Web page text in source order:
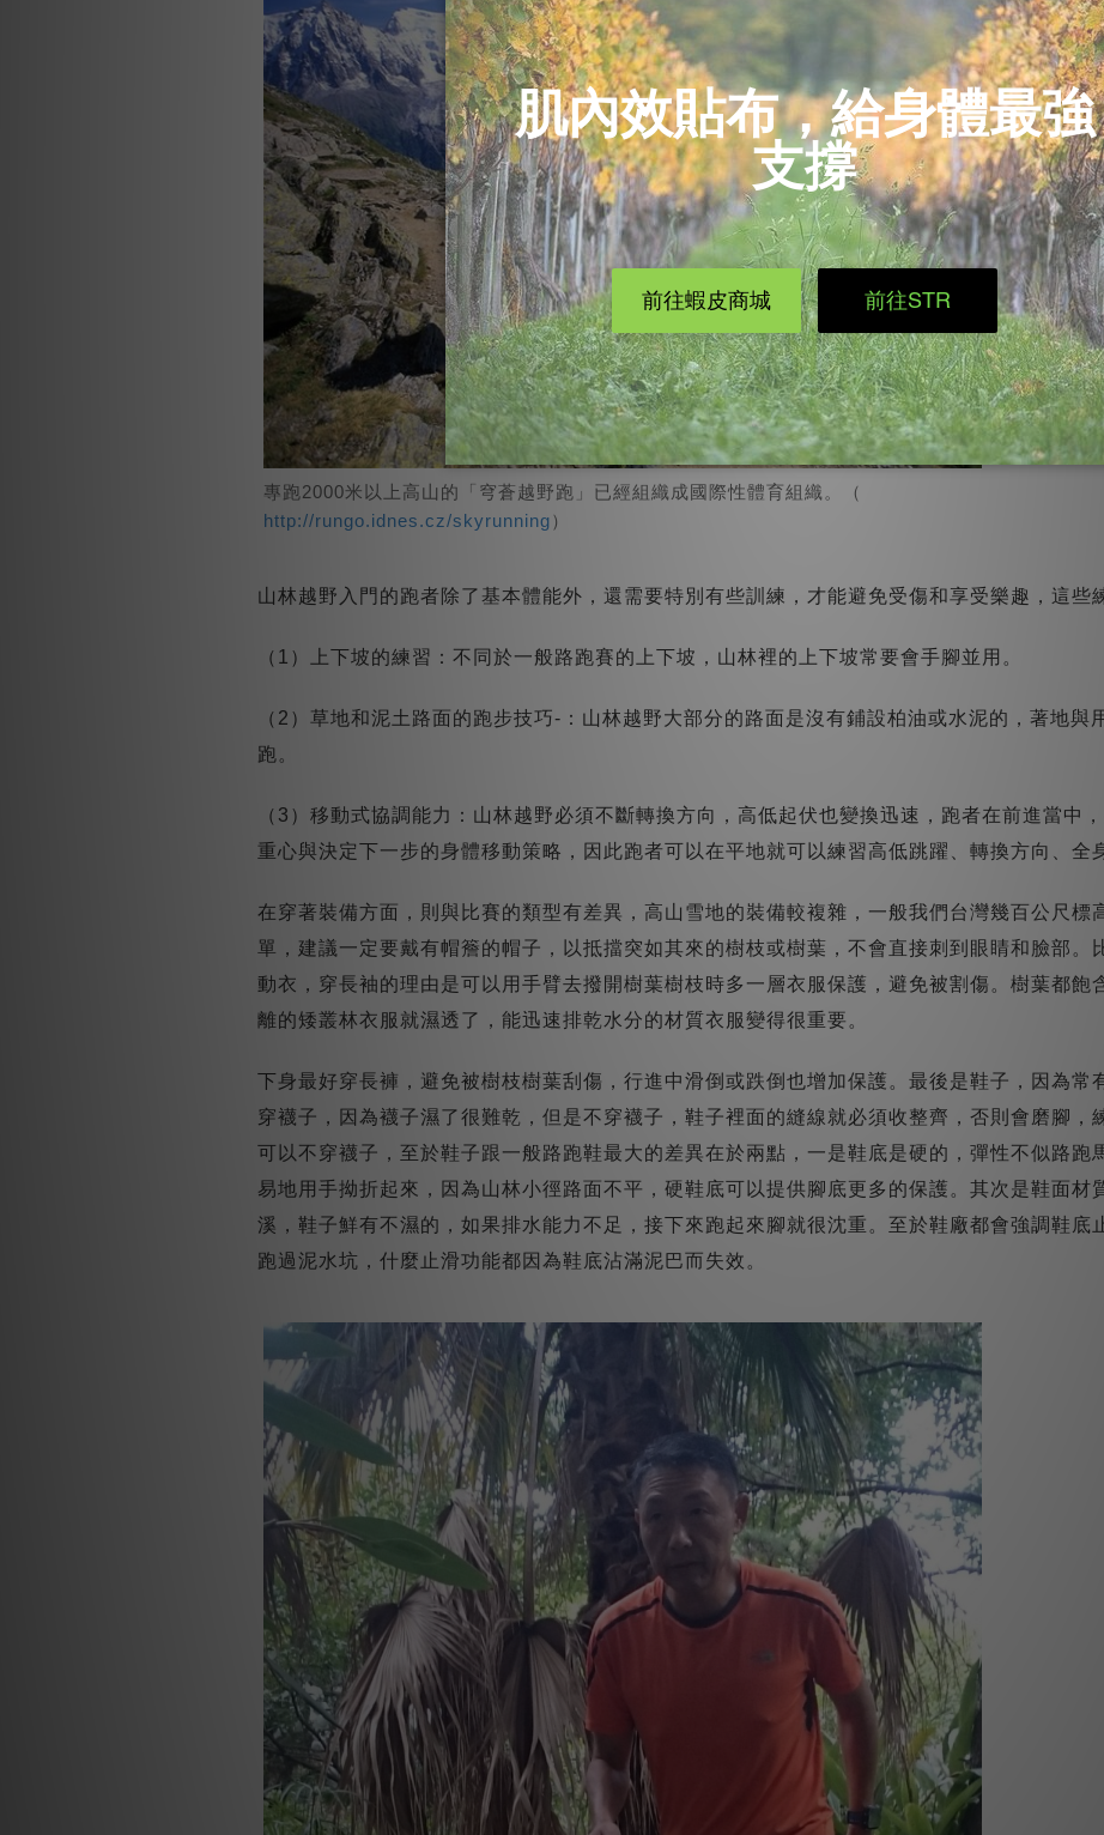
專跑2000米以上高山的「穹蒼越野跑」已經組織成國際性體育組織。（
http://rungo.idnes.cz/skyrunning ）
山林越野入門的跑者除了基本體能外，還需要特別有些訓練，才能避免受傷和享受樂趣，這些
（1）上下坡的練習：不同於一般路跑賽的上下坡，山林裡的上下坡常要會手腳並用。
（2）草地和泥土路面的跑步技巧-：山林越野大部分的路面是沒有鋪設柏油或水泥的，著地與
跑。
（3）移動式協調能力：山林越野必須不斷轉換方向，高低起伏也變換迅速，跑者在前進當中
重心與決定下一步的身體移動策略，因此跑者可以在平地就可以練習高低跳躍、轉換方向、全
在穿著裝備方面，則與比賽的類型有差異，高山雪地的裝備較複雜，一般我們台灣幾百公尺標
單，建議一定要戴有帽簷的帽子，以抵擋突如其來的樹枝或樹葉，不會直接刺到眼睛和臉部。
動衣，穿長袖的理由是可以用手臂去撥開樹葉樹枝時多一層衣服保護，避免被割傷。樹葉都飽
離的矮叢林衣服就濕透了，能迅速排乾水分的材質衣服變得很重要。
下身最好穿長褲，避免被樹枝樹葉刮傷，行進中滑倒或跌倒也增加保護。最後是鞋子，因為常
穿襪子，因為襪子濕了很難乾，但是不穿襪子，鞋子裡面的縫線就必須收整齊，否則會磨腳，
可以不穿襪子，至於鞋子跟一般路跑鞋最大的差異在於兩點，一是鞋底是硬的，彈性不似路跑
易地用手拗折起來，因為山林小徑路面不平，硬鞋底可以提供腳底更多的保護。其次是鞋面材
溪，鞋子鮮有不濕的，如果排水能力不足，接下來跑起來腳就很沈重。至於鞋廠都會強調鞋底
跑過泥水坑，什麼止滑功能都因為鞋底沾滿泥巴而失效。